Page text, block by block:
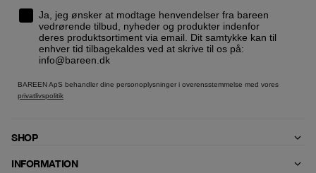
Ja, jeg ønsker at modtage henvendelser fra bareen
vedrørende tilbud, nyheder og produkter indenfor
deres produktsortiment via email. Dit samtykke kan til
enhver tid tilbagekaldes ved at skrive til os på:
info@bareen.dk
BAREEN ApS behandler dine personoplysninger i overensstemmelse med vores
privatlivspolitik
SHOP
INFORMATION